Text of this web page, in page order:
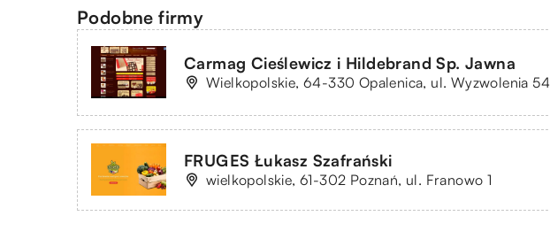
Podobne firmy
Carmag Cieślewicz i Hildebrand Sp. Jawna
Wielkopolskie, 64-330 Opalenica, ul. Wyzwolenia 54
FRUGES Łukasz Szafrański
wielkopolskie, 61-302 Poznań, ul. Franowo 1